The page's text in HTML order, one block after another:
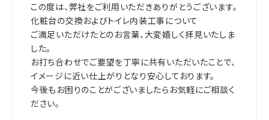
この度は、弊社をご利用いただきありがとうございます。
化粧台の交換およびトイレ内装工事について
ご満足いただけたとのお言葉、大変嬉しく拝見いたしま
した。
お打ち合わせでご要望を丁寧に共有いただいたことで、
イメージに近い仕上がりとなり安心しております。
今後もお困りのことがございましたらお気軽にご相談く
ださい。